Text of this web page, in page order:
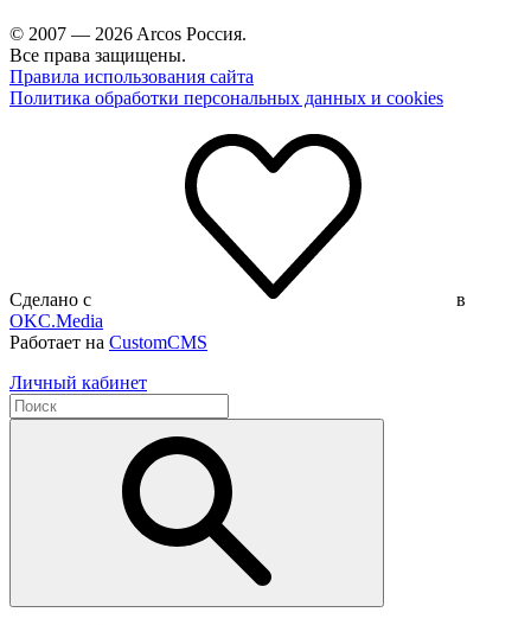
© 2007 — 2026 Arcos Россия.
Все права защищены.
Правила использования сайта
Политика обработки персональных данных и cookies
Сделано с
в
OKC.Media
Работает на CustomCMS
Личный кабинет